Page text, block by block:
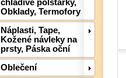
chladivé polštářky,
Obklady, Termofory
Náplasti, Tape,
Kožené návleky na
prsty, Páska oční
Oblečení